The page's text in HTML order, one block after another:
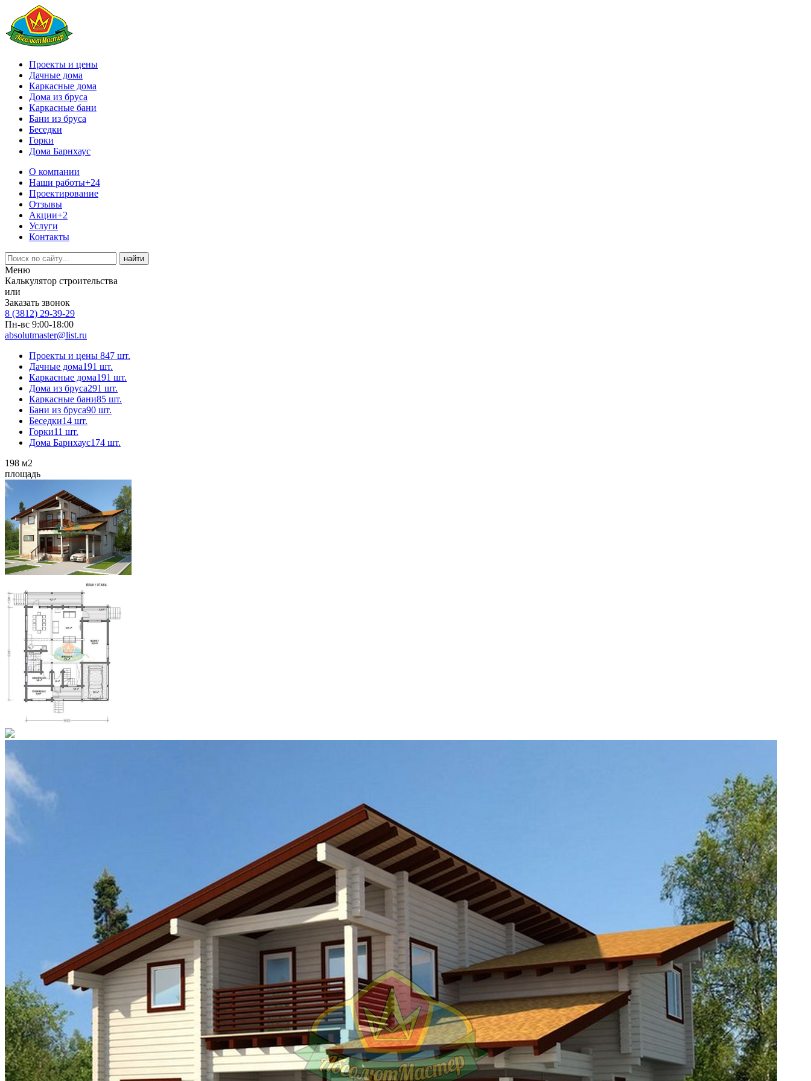
Проекты и цены
Дачные дома
Каркасные дома
Дома из бруса
Каркасные бани
Бани из бруса
Беседки
Горки
Дома Барнхаус
О компании
Наши работы+24
Проектирование
Отзывы
Акции+2
Услуги
Контакты
Меню
Калькулятор строительства
или
Заказать звонок
8 (3812) 29-39-29
Пн-вс 9:00-18:00
absolutmaster@list.ru
Проекты и цены 847 шт.
Дачные дома191 шт.
Каркасные дома191 шт.
Дома из бруса291 шт.
Каркасные бани85 шт.
Бани из бруса90 шт.
Беседки14 шт.
Горки11 шт.
Дома Барнхаус174 шт.
198 м2
площадь